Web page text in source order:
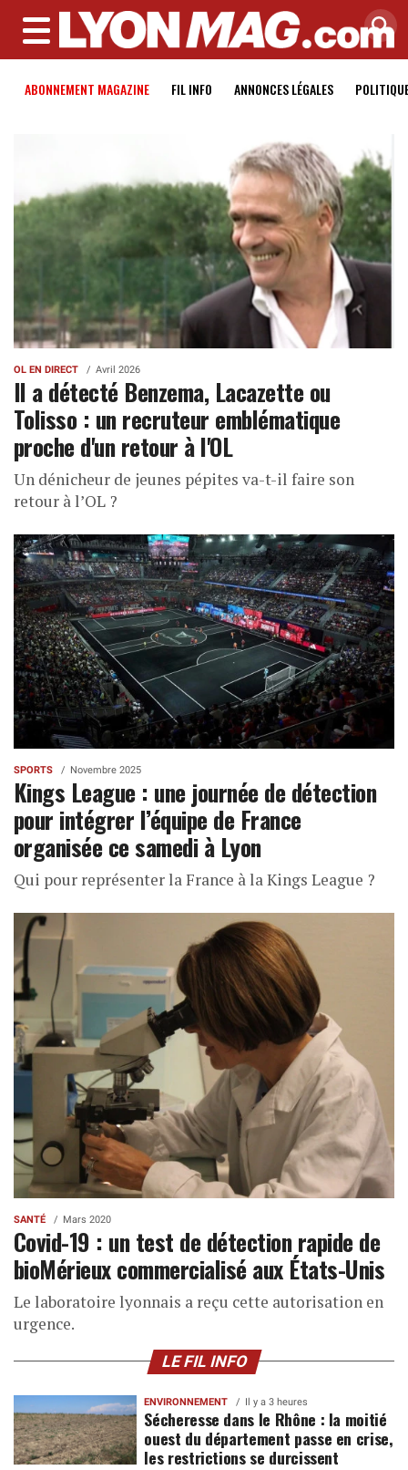
MENU
ABONNEMENT MAGAZINE FIL INFO ANNONCES LÉGALES
OL EN DIRECT Avril 2026
Il a détecté Benzema, Lacazette ou
Tolisso : un recruteur emblématique
proche d'un retour à l'OL
Un dénicheur de jeunes pépites va-t-il faire son
retour à l’OL ?
SPORTS Novembre 2025
Kings League : une journée de détection
pour intégrer l’équipe de France
organisée ce samedi à Lyon
Qui pour représenter la France à la Kings League ?
SANTÉ Mars 2020
Covid-19 : un test de détection rapide de
bioMérieux commercialisé aux États-Unis
Le laboratoire lyonnais a reçu cette autorisation en
urgence.
LE FIL INFO
ENVIRONNEMENT Il y a 3 heures
Sécheresse dans le Rhône : la moitié
ouest du département passe en crise,
les restrictions se durcissent